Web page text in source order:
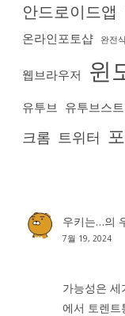
안드로이드앱
온라인포토샵 완전
웹브라우저 윈
유투브 유투브스
크롬 트위터
우키는…의
7월 19, 2024
가능성은 세
에서 토렌트